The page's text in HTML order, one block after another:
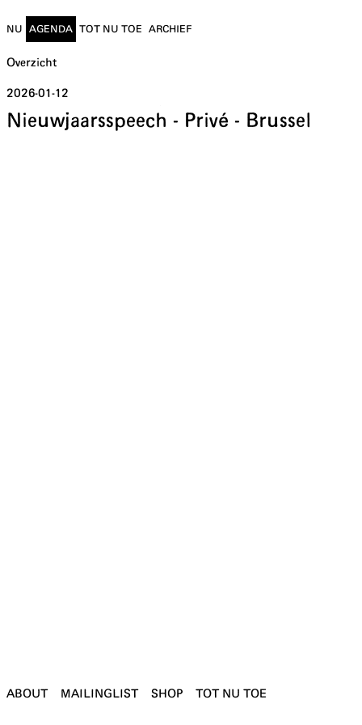
NU AGENDA TOT NU TOE ARCHIEF
ABOUT MAILINGLIST SHOP TOT NU TOE
Overzicht
2026-01-12
Nieuwjaarsspeech - Privé - Brussel